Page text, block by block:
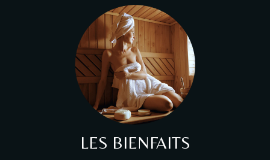
LES BIENFAITS